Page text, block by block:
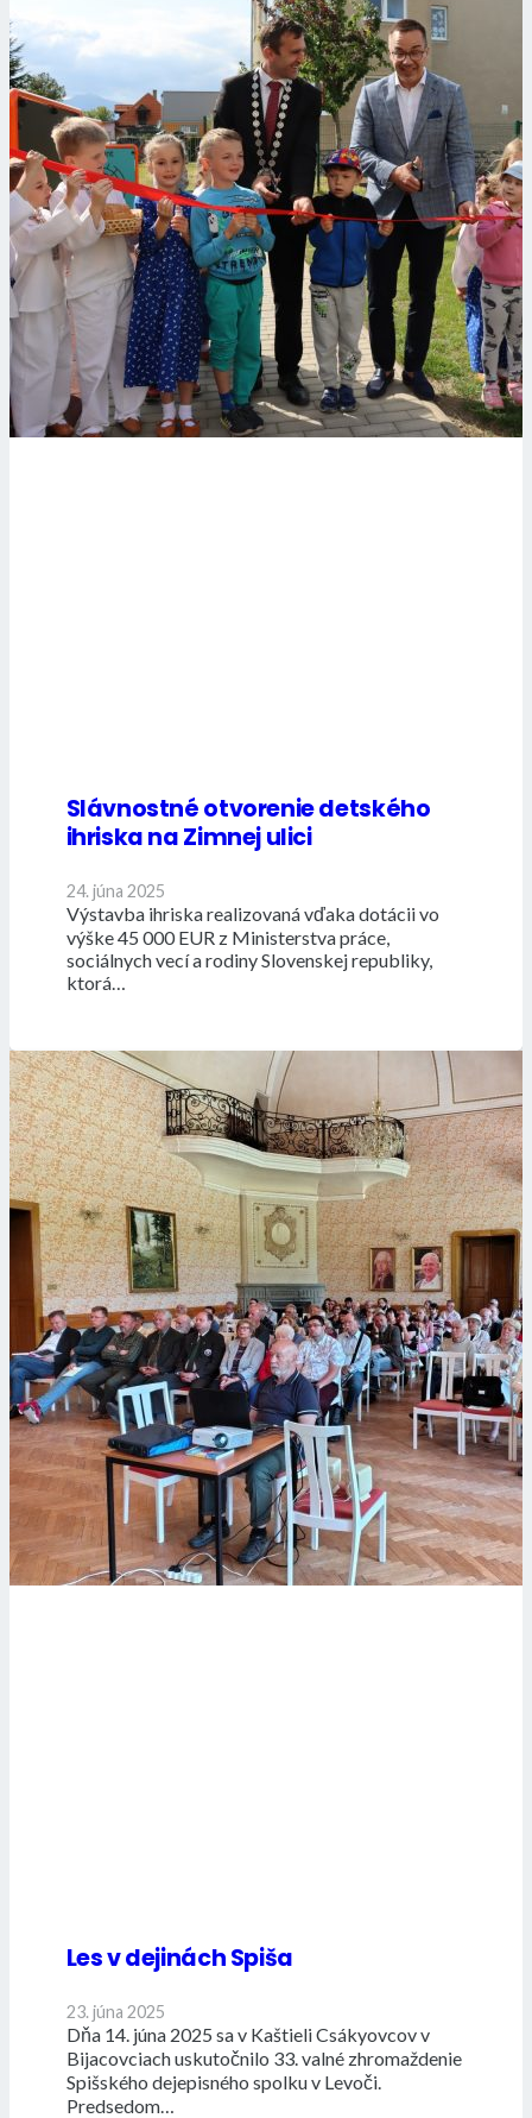
Slávnostné otvorenie detského
ihriska na Zimnej ulici
24. júna 2025
Výstavba ihriska realizovaná vďaka dotácii vo
výške 45 000 EUR z Ministerstva práce,
sociálnych vecí a rodiny Slovenskej republiky,
ktorá…
Les v dejinách Spiša
23. júna 2025
Dňa 14. júna 2025 sa v Kaštieli Csákyovcov v
Bijacovciach uskutočnilo 33. valné zhromaždenie
Spišského dejepisného spolku v Levoči.
Predsedom…